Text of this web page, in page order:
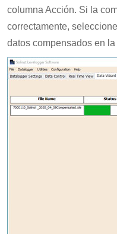
columna Acción. Si la
correctamente,
datos compensados en